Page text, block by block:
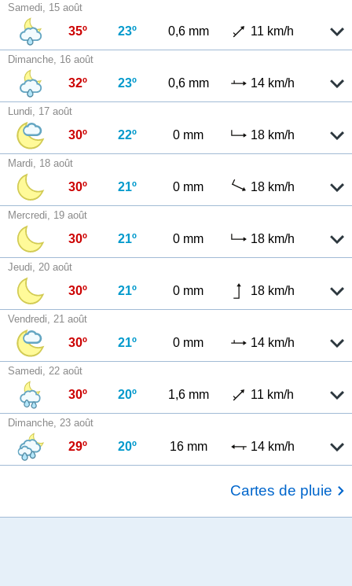
Samedi, 15 août
35º 23º 0,6 mm 11 km/h
Dimanche, 16 août
32º 23º 0,6 mm 14 km/h
Lundi, 17 août
30º 22º 0 mm 18 km/h
Mardi, 18 août
30º 21º 0 mm 18 km/h
Mercredi, 19 août
30º 21º 0 mm 18 km/h
Jeudi, 20 août
30º 21º 0 mm 18 km/h
Vendredi, 21 août
30º 21º 0 mm 14 km/h
Samedi, 22 août
30º 20º 1,6 mm 11 km/h
Dimanche, 23 août
29º 20º 16 mm 14 km/h
Cartes de pluie